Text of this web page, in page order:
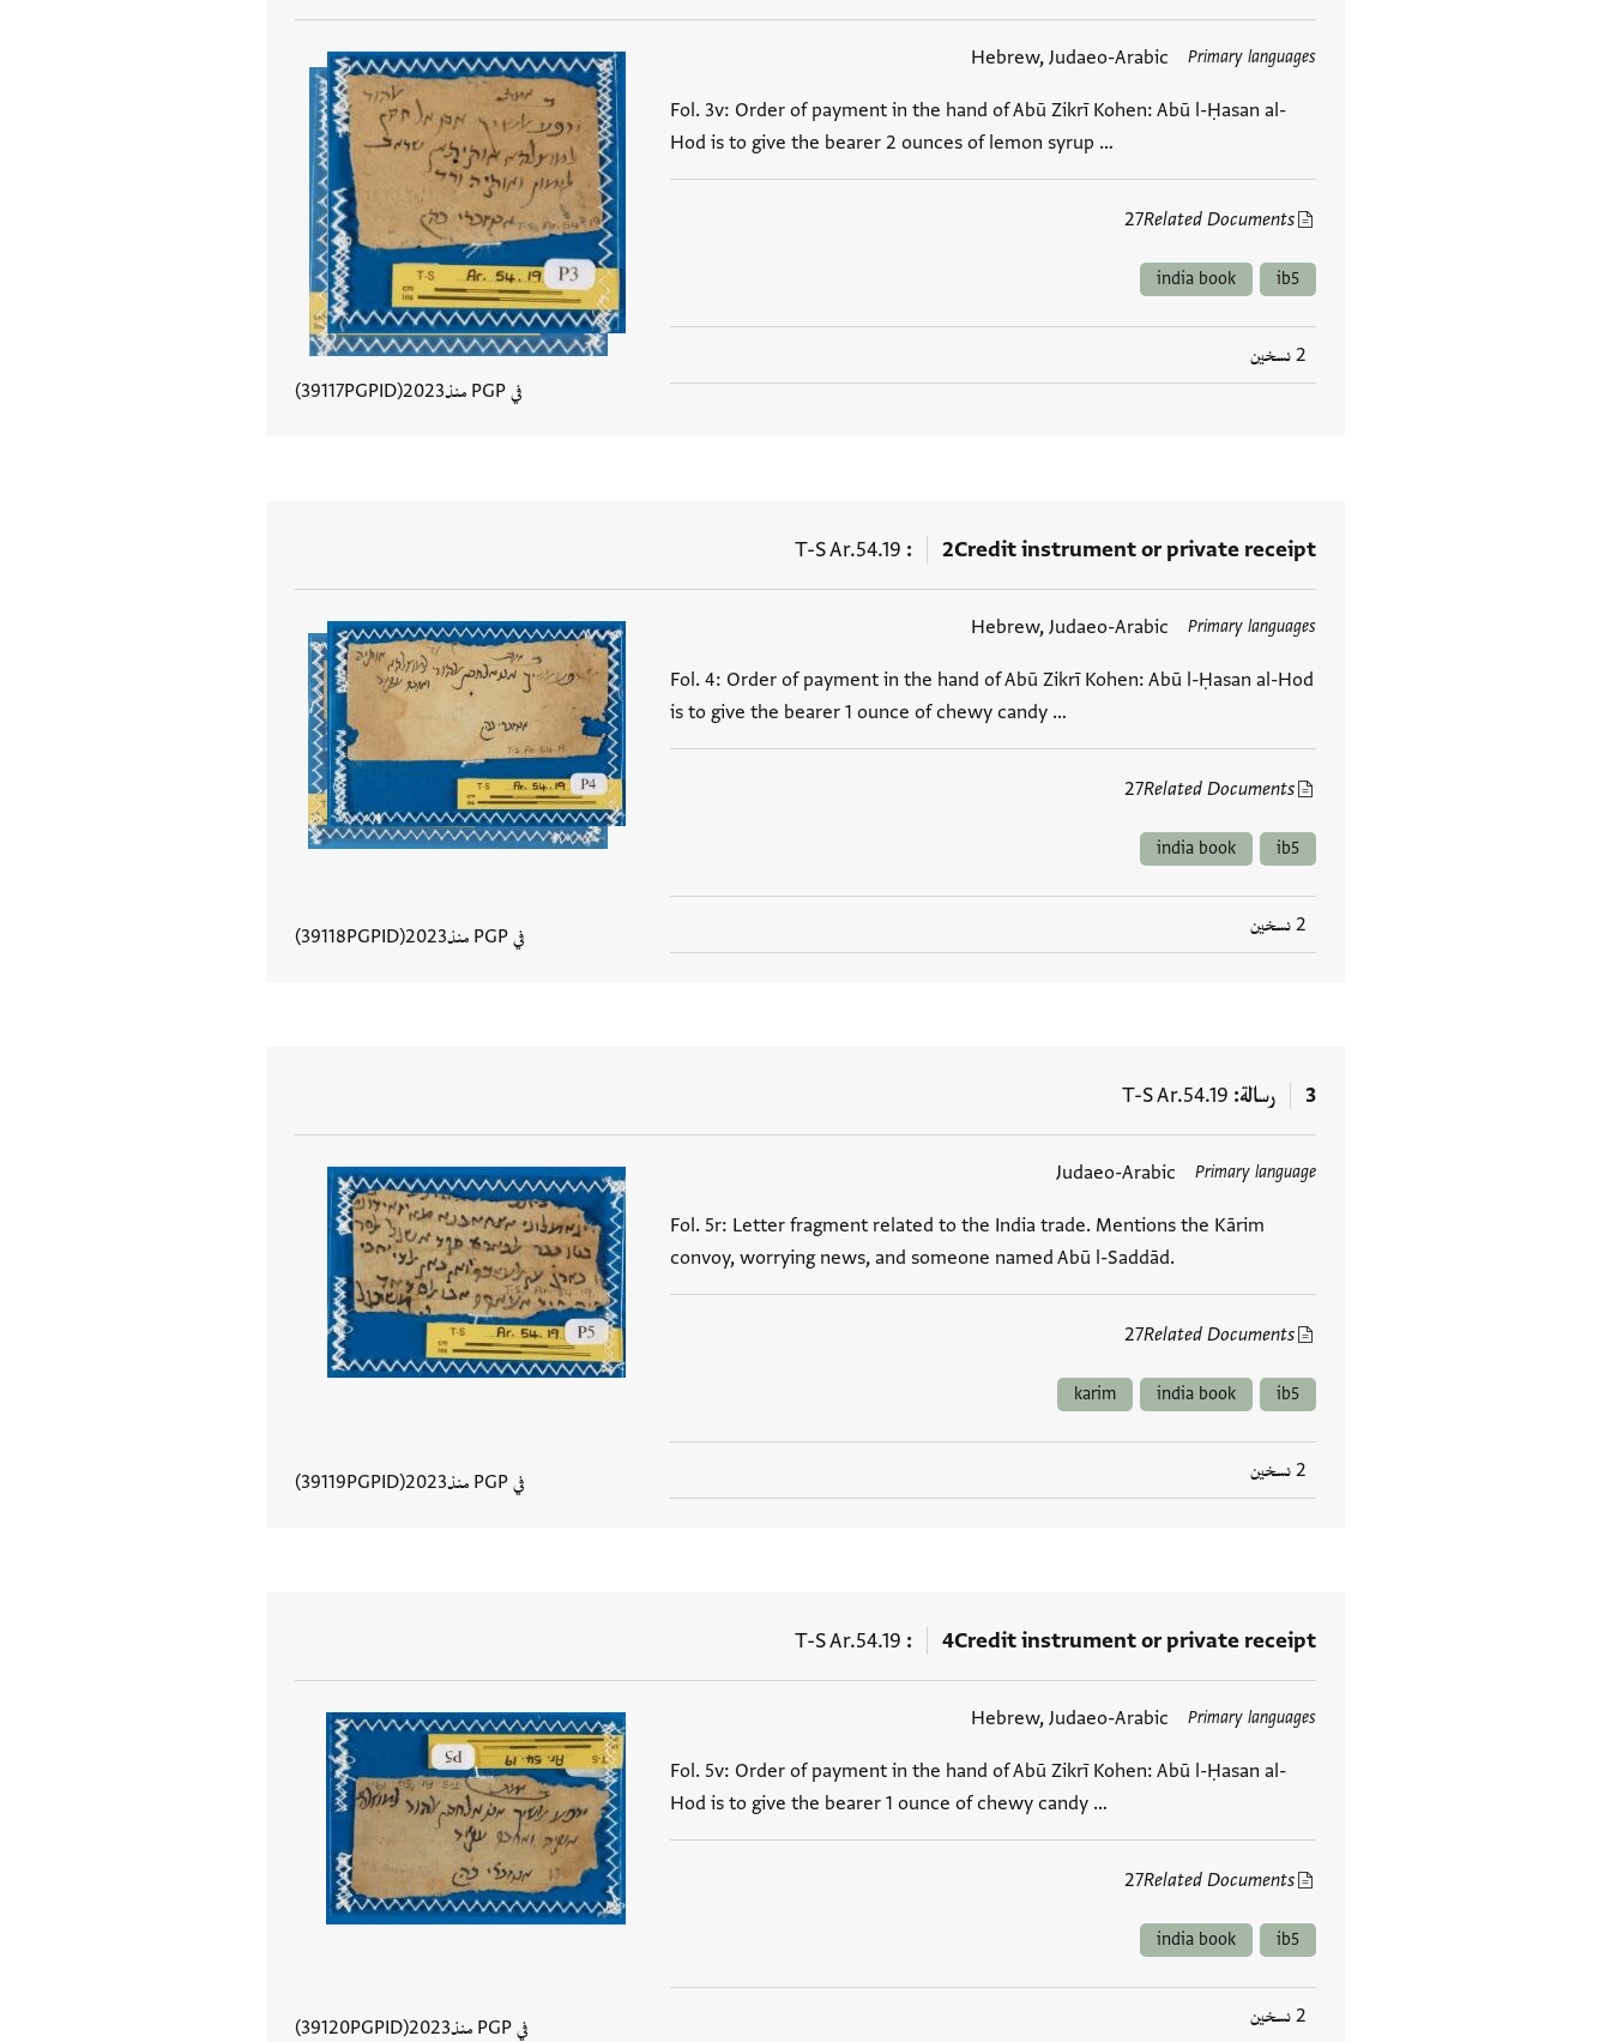
Primary languages
Hebrew, Judaeo-Arabic
Fol. 3v: Order of payment in the hand of Abū Zikrī Kohen: Abū l-Ḥasan al-
Hod is to give the bearer 2 ounces of lemon syrup …
Related Documents
27
العلامات
ib5
india book
2 نسخين
في PGP منذ
2023
PGPID
39117
2Credit instrument or private receipt
T-S Ar.54.19
Primary languages
Hebrew, Judaeo-Arabic
Fol. 4: Order of payment in the hand of Abū Zikrī Kohen: Abū l-Ḥasan al-Hod
is to give the bearer 1 ounce of chewy candy …
Related Documents
27
العلامات
ib5
india book
2 نسخين في PGP منذ 2023
PGPID
39118
3 رسالة T-S Ar.54.19
Primary language
Judaeo-Arabic
Fol. 5r: Letter fragment related to the India trade. Mentions the Kārim
convoy, worrying news, and someone named Abū l-Saddād.
Related Documents
27
العلامات
ib5
india book
karim
2 نسخين في PGP منذ 2023
PGPID
39119
4Credit instrument or private receipt
T-S Ar.54.19
Primary languages
Hebrew, Judaeo-Arabic
Fol. 5v: Order of payment in the hand of Abū Zikrī Kohen: Abū l-Ḥasan al-
Hod is to give the bearer 1 ounce of chewy candy …
Related Documents
27
العلامات
ib5
india book
2 نسخين في PGP منذ 2023
PGPID
39120